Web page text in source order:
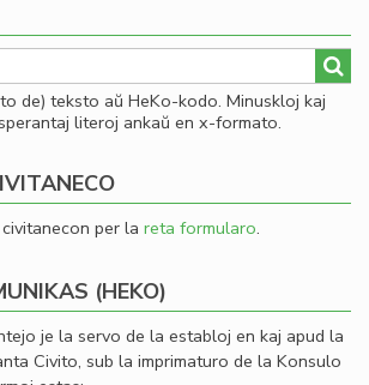
de) teksto aŭ HeKo-kodo. Minuskloj kaj
literoj ankaŭ en x-formato.
per la reta formularo.
(HEKO)
je la servo de la establoj en kaj apud la
Civito, sub la imprimaturo de la Konsulo